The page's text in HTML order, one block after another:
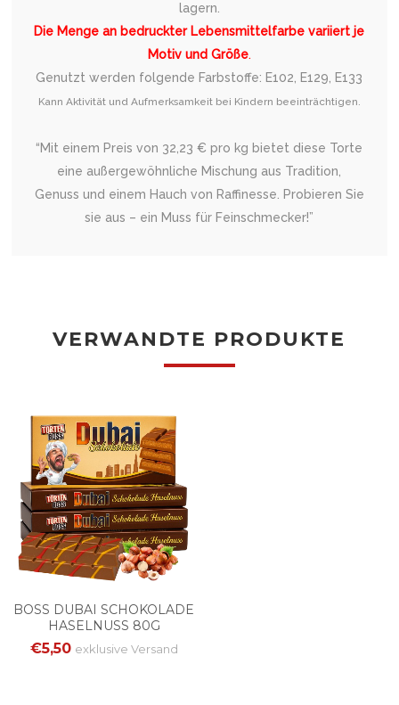
lagern.
Die Menge an bedruckter Lebensmittelfarbe variiert je
Motiv und Größe.
Genutzt werden folgende Farbstoffe: E102, E129, E133
Kann Aktivität und Aufmerksamkeit bei Kindern beeinträchtigen.
“Mit einem Preis von 32,23 € pro kg bietet diese Torte
eine außergewöhnliche Mischung aus Tradition,
Genuss und einem Hauch von Raffinesse. Probieren Sie
sie aus – ein Muss für Feinschmecker!”
VERWANDTE PRODUKTE
BOSS DUBAI SCHOKOLADE
HASELNUSS 80G
€5,50 exklusive Versand